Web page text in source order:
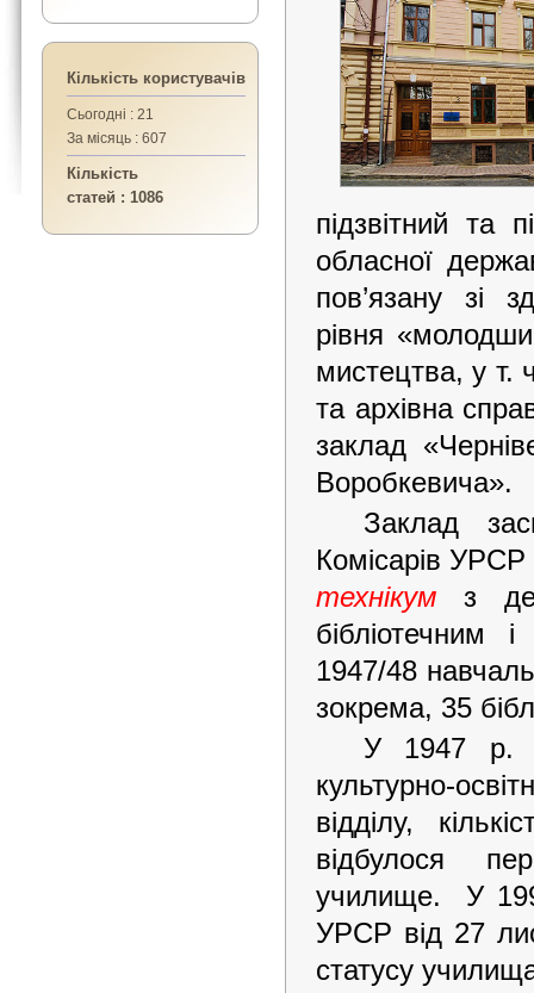
Кількість користувачів
Сьогодні : 21
За місяць : 607
Кількість
статей : 1086
підзвітний та
обласної
пов’язану зі
рівня
мистецтва, у т.
та архівна
заклад
Воробкевича».
Заклад
Комісарів
технікум з
бібліотечним
1947/48
зокрема, 35
У 1947 р.
культурно-
відділу,
відбулося
училище. У
УРСР від 27
статусу